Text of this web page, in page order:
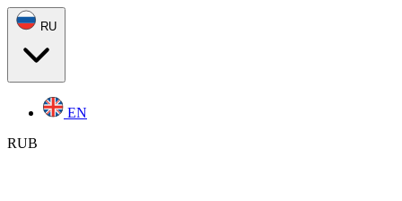
RU
EN
RUB